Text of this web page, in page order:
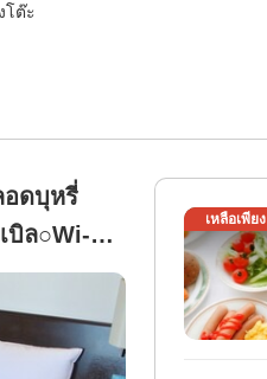
โต๊ะ
อดบุหรี่
บิล○Wi-
เหลือเพียง